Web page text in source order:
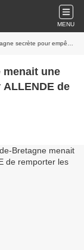
MENU
de remporter les élections…
menait une
de